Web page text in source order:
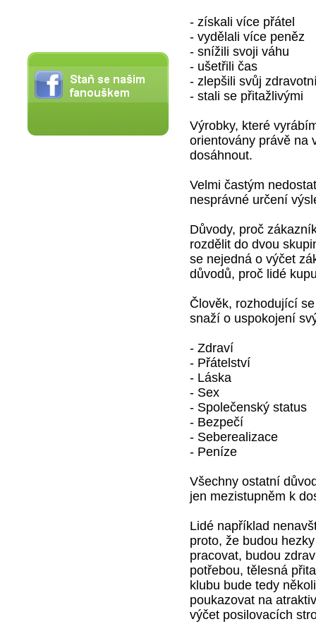
- získali více přátel
- vydělali více peněz
- snížili svoji váhu
- ušetřili čas
- zlepšili svůj
- stali se přitažlivými
Výrobky, které
orientovány právě na
dosáhnout.
Velmi častým
nesprávné určení
Důvody, proč
rozdělit do dvou
se nejedná o výčet
důvodů, proč lidé
Člověk, rozhodující
snaží o uspokojení
- Zdraví
- Přátelství
- Láska
- Sex
- Společenský status
- Bezpečí
- Seberealizace
- Peníze
Všechny ostatní
jen mezistupněm k
Lidé například
proto, že budou
pracovat, budou
potřebou, tělesná
klubu bude tedy
poukazovat na
výčet posilovacích